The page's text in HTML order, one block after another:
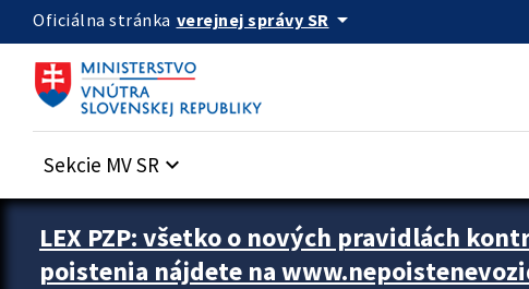
Preskocit na hlavný obsah
Oficiálna stránka verejnej správy SR arrow_drop_down
Sekcie MV SR keyboard_arrow_down
Zastavit automatický posun upútavok
LEX PZP: všetko o nových pravidlách
poistenia nájdete na